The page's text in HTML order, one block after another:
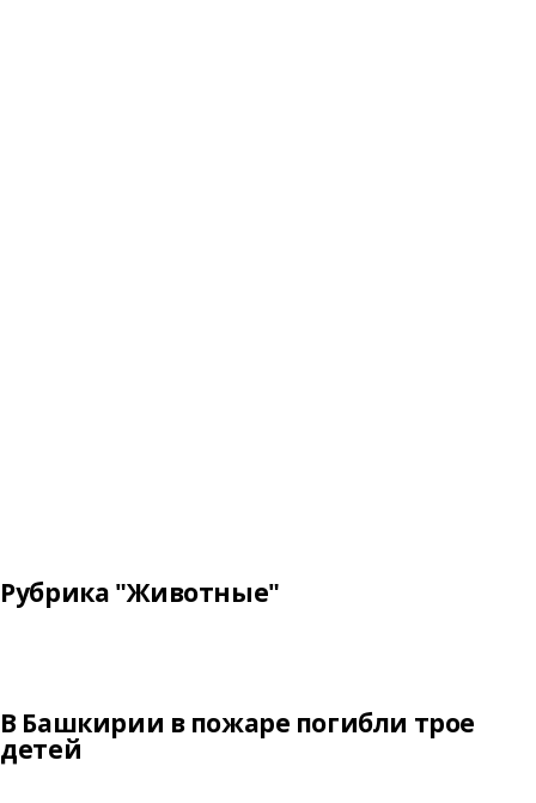
Рубрика "Животные"
В Башкирии в пожаре погибли трое
детей